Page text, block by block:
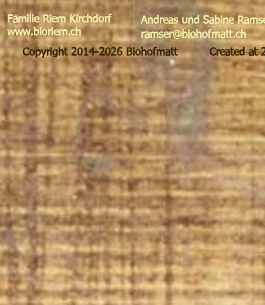
Familie Riem Kirchdorf
www.bioriem.ch
Andreas und Sabine
ramser@biohofmatt.ch
Copyright 2014-2026 Biohofmatt Created at